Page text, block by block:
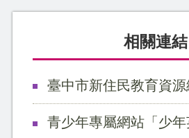
相關連結
臺中市新住民教育資源
青少年專屬網站「少年